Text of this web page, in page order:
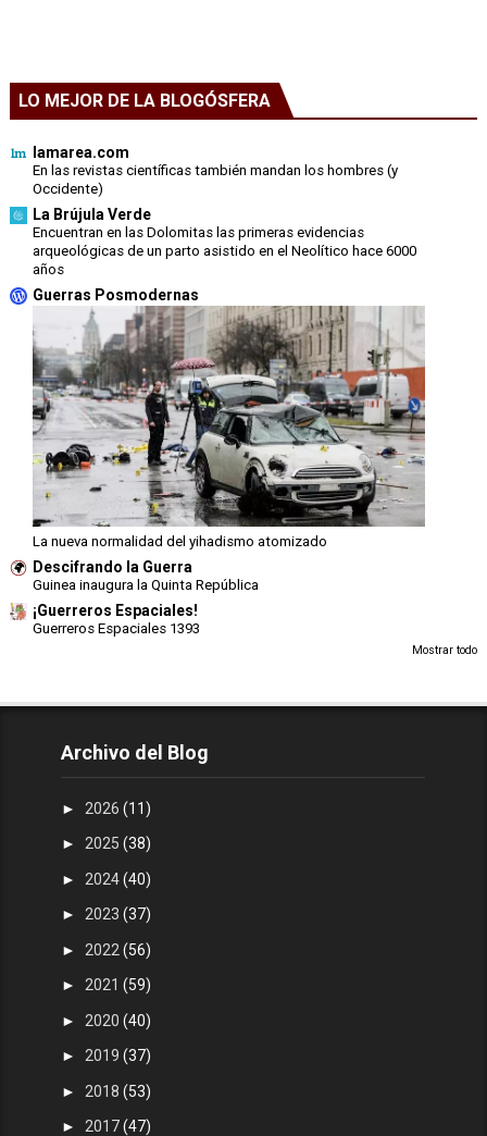
LO MEJOR DE LA BLOGÓSFERA
lamarea.com
En las revistas científicas también mandan los hombres (y
Occidente)
La Brújula Verde
Encuentran en las Dolomitas las primeras evidencias
arqueológicas de un parto asistido en el Neolítico hace 6000
años
Guerras Posmodernas
La nueva normalidad del yihadismo atomizado
Descifrando la Guerra
Guinea inaugura la Quinta República
¡Guerreros Espaciales!
Guerreros Espaciales 1393
Mostrar todo
Archivo del Blog
► 2026(11)
►2025(38)
► 2024(40)
►2023(37)
► 2022(56)
►2021(59)
► 2020(40)
►2019(37)
► 2018(53)
►2017(47)